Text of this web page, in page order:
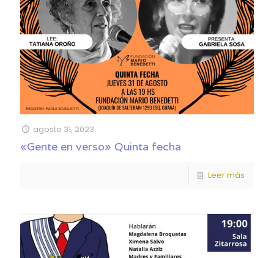
agosto 31, 2023
«Gente en verso» Quinta fecha
Leer más